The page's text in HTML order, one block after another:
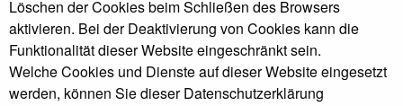
Löschen der Cookies beim Schließen des Browsers
aktivieren. Bei der Deaktivierung von Cookies kann die
Funktionalität dieser Website eingeschränkt sein.
Welche Cookies und Dienste auf dieser Website eingesetzt
werden, können Sie dieser Datenschutzerklärung